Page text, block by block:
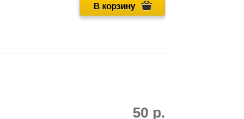
В корзину
50 р.